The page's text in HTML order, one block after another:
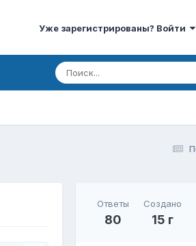
Уже зарегистрированы? Войти
Ответы
80
Создано
15 г